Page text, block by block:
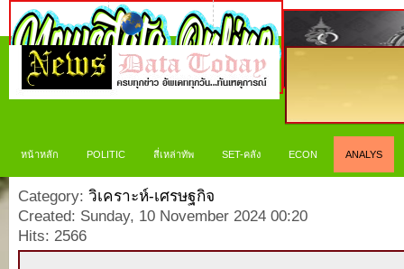
หน้าหลัก POLITIC สี่เหล่าทัพ SET-คลัง ECON ANALYS
Category: วิเคราะห์-เศรษฐกิจ
Created: Sunday, 10 November 2024 00:20
Hits: 2566